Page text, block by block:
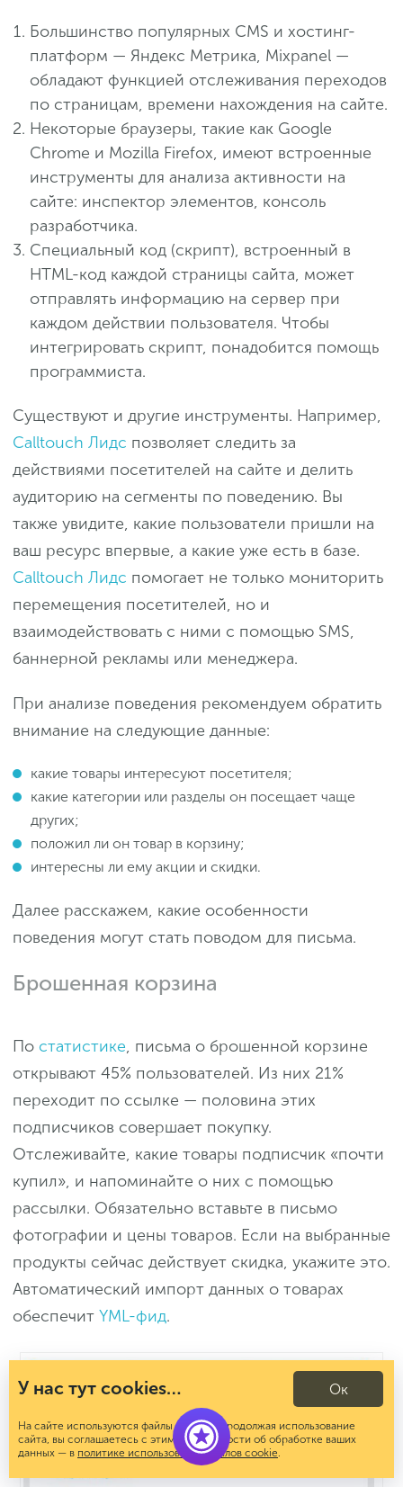
Большинство популярных CMS и хостинг-
платформ — Яндекс Метрика, Mixpanel —
обладают функцией отслеживания переходов
по страницам, времени нахождения на сайте.
Некоторые браузеры, такие как Google
Chrome и Mozilla Firefox, имеют встроенные
инструменты для анализа активности на
сайте: инспектор элементов, консоль
разработчика.
Специальный код (скрипт), встроенный в
HTML-код каждой страницы сайта, может
отправлять информацию на сервер при
каждом действии пользователя. Чтобы
интегрировать скрипт, понадобится помощь
программиста.
Существуют и другие инструменты. Например,
Calltouch Лидс позволяет следить за
действиями посетителей на сайте и делить
аудиторию на сегменты по поведению. Вы
также увидите, какие пользователи пришли на
ваш ресурс впервые, а какие уже есть в базе.
Calltouch Лидс помогает не только мониторить
перемещения посетителей, но и
взаимодействовать с ними с помощью SMS,
баннерной рекламы или менеджера.
При анализе поведения рекомендуем обратить
внимание на следующие данные:
какие товары интересуют посетителя;
какие категории или разделы он посещает чаще
других;
положил ли он товар в корзину;
интересны ли ему акции и скидки.
Далее расскажем, какие особенности
поведения могут стать поводом для письма.
Брошенная корзина
По статистике, письма о брошенной корзине
открывают 45% пользователей. Из них 21%
переходит по ссылке — половина этих
подписчиков совершает покупку.
Отслеживайте, какие товары подписчик «почти
купил», и напоминайте о них с помощью
рассылки. Обязательно вставьте в письмо
фотографии и цены товаров. Если на выбранные
продукты сейчас действует скидка, укажите это.
Автоматический импорт данных о товарах
обеспечит YML-фид.
У нас тут cookies…
На сайте используются файлы cookies. Продолжая использование
сайта, вы соглашаетесь с этим. Подробности об обработке ваших
данных — в политике использования файлов cookie.
Ок